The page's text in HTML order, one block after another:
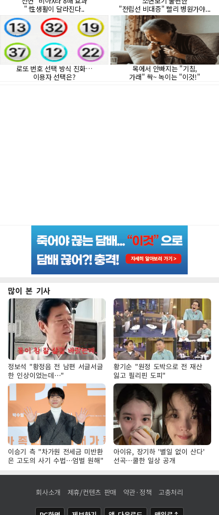
많이 본 기사
정보석 "황정음 전 남편 서글서글
한 인상이었는데…"
황기순 "원정 도박으로 전 재산
잃고 필리핀 도피"
이승기 측 "차가원 전세금 미반환
은 고도의 사기 수법…엄벌 원해"
아이유, 장기하 '별일 없이 산다'
선곡…쿨한 일상 공개
회사소개 제휴/컨텐츠 판매 약관·정책 고충처리